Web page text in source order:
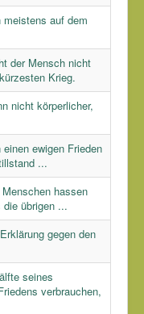
auf dem
der Mensch nicht
Krieg.
nicht körperlicher,
ewigen Frieden
...
hassen
übrigen ...
gegen den
seines
verbrauchen,